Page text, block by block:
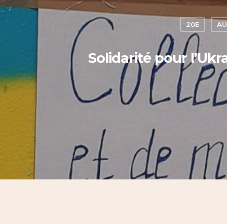
Hit enter to search or ESC to close
20E
Solidarité pour